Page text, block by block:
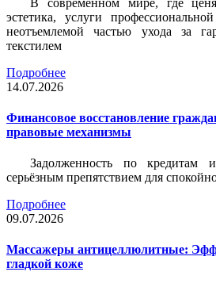
эстетика, услуги
неотъемлемой частью ухода за
текстилем
Подробнее
14.07.2026
Финансовое восстановление
правовые механизмы
Задолженность по кредитам
серьёзным препятствием для
Подробнее
09.07.2026
Массажеры антицеллюлитные:
гладкой коже